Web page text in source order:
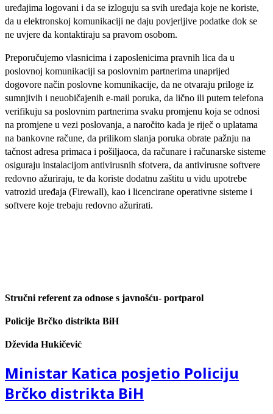
uređajima logovani i da se izloguju sa svih uređaja koje ne koriste,
da u elektronskoj komunikaciji ne daju povjerljive podatke dok se
ne uvjere da kontaktiraju sa pravom osobom.
Preporučujemo vlasnicima i zaposlenicima pravnih lica da u
poslovnoj komunikaciji sa poslovnim partnerima unaprijed
dogovore način poslovne komunikacije, da ne otvaraju priloge iz
sumnjivih i neuobičajenih e-mail poruka, da lično ili putem telefona
verifikuju sa poslovnim partnerima svaku promjenu koja se odnosi
na promjene u vezi poslovanja, a naročito kada je riječ o uplatama
na bankovne račune, da prilikom slanja poruka obrate pažnju na
tačnost adresa primaca i pošiljaoca, da računare i računarske sisteme
osiguraju instalacijom antivirusnih sfotvera, da antivirusne softvere
redovno ažuriraju, te da koriste dodatnu zaštitu u vidu upotrebe
vatrozid uređaja (Firewall), kao i licencirane operativne sisteme i
softvere koje trebaju redovno ažurirati.
Stručni referent za odnose s javnošću- portparol
Policije Brčko distrikta BiH
Dževida Hukičević
Ministar Katica posjetio Policiju
Brčko distrikta BiH